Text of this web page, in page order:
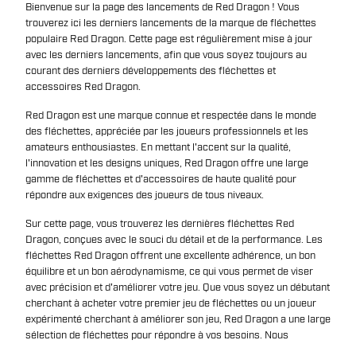
Bienvenue sur la page des lancements de Red Dragon ! Vous
trouverez ici les derniers lancements de la marque de fléchettes
populaire Red Dragon. Cette page est régulièrement mise à jour
avec les derniers lancements, afin que vous soyez toujours au
courant des derniers développements des fléchettes et
accessoires Red Dragon.
Red Dragon est une marque connue et respectée dans le monde
des fléchettes, appréciée par les joueurs professionnels et les
amateurs enthousiastes. En mettant l'accent sur la qualité,
l'innovation et les designs uniques, Red Dragon offre une large
gamme de fléchettes et d'accessoires de haute qualité pour
répondre aux exigences des joueurs de tous niveaux.
Sur cette page, vous trouverez les dernières fléchettes Red
Dragon, conçues avec le souci du détail et de la performance. Les
fléchettes Red Dragon offrent une excellente adhérence, un bon
équilibre et un bon aérodynamisme, ce qui vous permet de viser
avec précision et d'améliorer votre jeu. Que vous soyez un débutant
cherchant à acheter votre premier jeu de fléchettes ou un joueur
expérimenté cherchant à améliorer son jeu, Red Dragon a une large
sélection de fléchettes pour répondre à vos besoins. Nous